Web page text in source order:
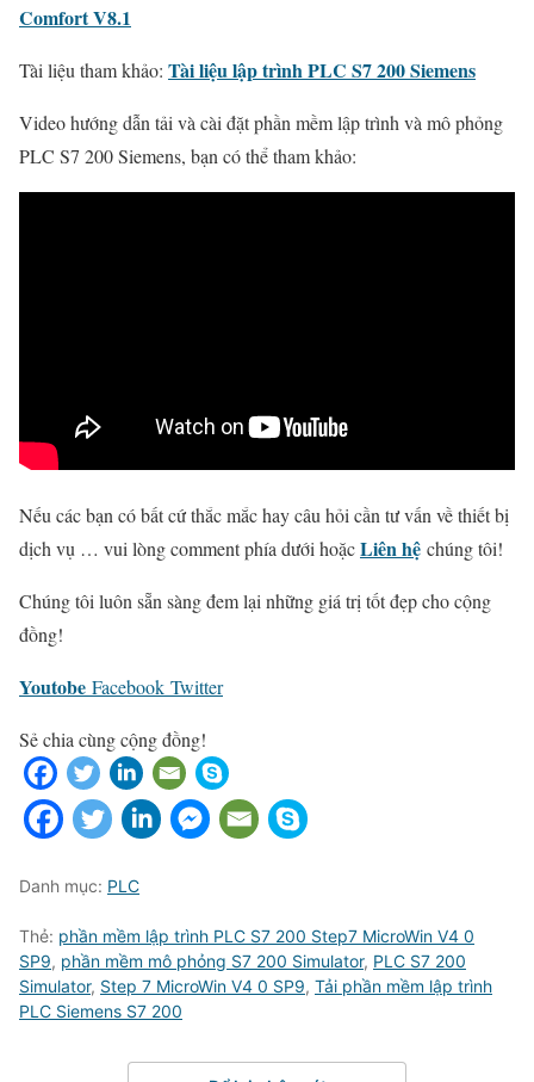
Comfort V8.1
Tài liệu tham khảo: Tài liệu lập trình PLC S7 200 Siemens
Video hướng dẫn tải và cài đặt phần mềm lập trình và mô phỏng
PLC S7 200 Siemens, bạn có thể tham khảo:
Nếu các bạn có bất cứ thắc mắc hay câu hỏi cần tư vấn về thiết bị
dịch vụ … vui lòng comment phía dưới hoặcLiên hệ chúng tôi!
Chúng tôi luôn sẵn sàng đem lại những giá trị tốt đẹp cho cộng
đồng!
Youtobe Facebook Twitter
Sẻ chia cùng cộng đồng!
Danh mục: PLC
Thẻ: phần mềm lập trình PLC S7 200 Step7 MicroWin V4 0
SP9, phần mềm mô phỏng S7 200 Simulator, PLC S7 200
Simulator, Step 7 MicroWin V4 0 SP9, Tải phần mềm lập trình
PLC Siemens S7 200